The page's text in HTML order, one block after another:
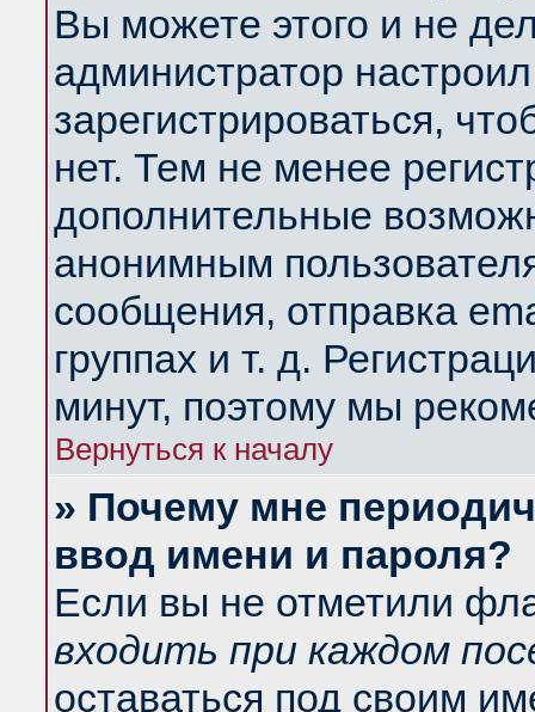
Вы можете этого и не
администратор
зарегистрироваться,
нет. Тем не менее
дополнительные
анонимным
сообщения, отправка
группах и т. д.
минут, поэтому мы
Вернуться к началу
» Почему мне
ввод имени и пароля?
Если вы не отметили
входить при каждом
оставаться под своим